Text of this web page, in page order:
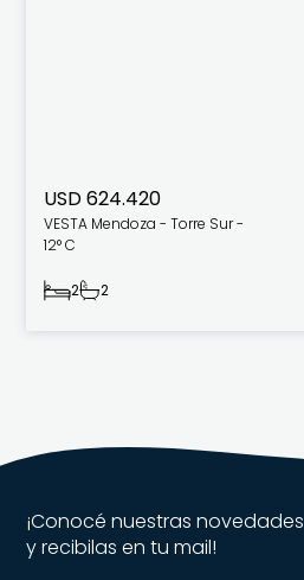
USD 624.420
VESTA Mendoza - Torre Sur -
12° C
2 2
¡Conocé nuestras novedades
y recibilas en tu mail!